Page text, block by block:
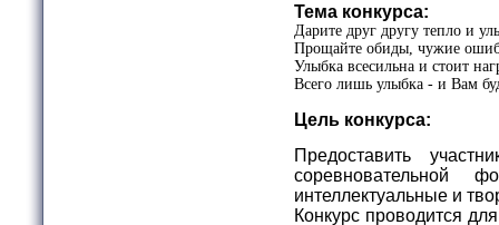
Тема конкурса:
Дарите друг другу тепло и
Прощайте обиды, чужие
Улыбка всесильна и стоит
Всего лишь улыбка - и Вам
Цель конкурса:
Предоставить
соревновательной
интеллектуальные и
Конкурс проводится